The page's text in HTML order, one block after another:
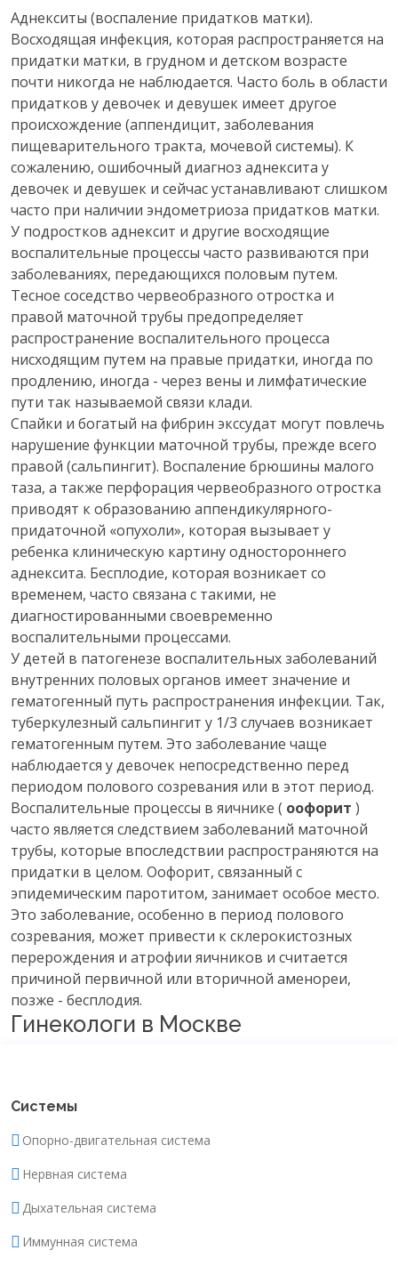
Аднекситы (воспаление придатков матки).
Восходящая инфекция, которая распространяется на
придатки матки, в грудном и детском возрасте
почти никогда не наблюдается. Часто боль в области
придатков у девочек и девушек имеет другое
происхождение (аппендицит, заболевания
пищеварительного тракта, мочевой системы). К
сожалению, ошибочный диагноз аднексита у
девочек и девушек и сейчас устанавливают слишком
часто при наличии эндометриоза придатков матки.
У подростков аднексит и другие восходящие
воспалительные процессы часто развиваются при
заболеваниях, передающихся половым путем.
Тесное соседство червеобразного отростка и
правой маточной трубы предопределяет
распространение воспалительного процесса
нисходящим путем на правые придатки, иногда по
продлению, иногда - через вены и лимфатические
пути так называемой связи клади.
Спайки и богатый на фибрин экссудат могут повлечь
нарушение функции маточной трубы, прежде всего
правой (сальпингит). Воспаление брюшины малого
таза, а также перфорация червеобразного отростка
приводят к образованию аппендикулярного-
придаточной «опухоли», которая вызывает у
ребенка клиническую картину одностороннего
аднексита. Бесплодие, которая возникает со
временем, часто связана с такими, не
диагностированными своевременно
воспалительными процессами.
У детей в патогенезе воспалительных заболеваний
внутренних половых органов имеет значение и
гематогенный путь распространения инфекции. Так,
туберкулезный сальпингит у 1/3 случаев возникает
гематогенным путем. Это заболевание чаще
наблюдается у девочек непосредственно перед
периодом полового созревания или в этот период.
Воспалительные процессы в яичнике ( оофорит )
часто является следствием заболеваний маточной
трубы, которые впоследствии распространяются на
придатки в целом. Оофорит, связанный с
эпидемическим паротитом, занимает особое место.
Это заболевание, особенно в период полового
созревания, может привести к склерокистозных
перерождения и атрофии яичников и считается
причиной первичной или вторичной аменореи,
позже - бесплодия.
Гинекологи в Москве
Системы
Опорно-двигательная система
Нервная система
Дыхательная система
Иммунная система